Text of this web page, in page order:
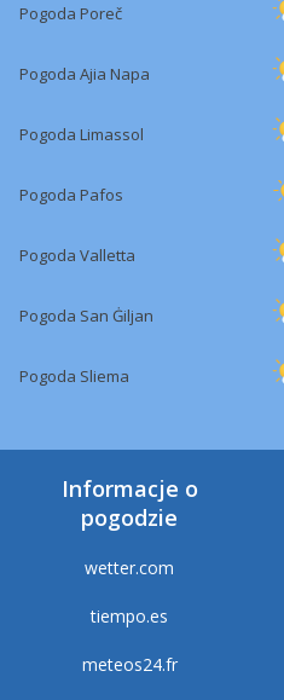
Pogoda Poreč
Pogoda Ajia Napa
Pogoda Limassol
Pogoda Pafos
Pogoda Valletta
Pogoda San Ġiljan
Pogoda Sliema
Informacje o
pogodzie
wetter.com
tiempo.es
meteos24.fr